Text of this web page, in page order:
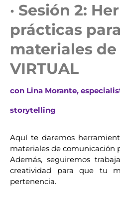
· Sesión 2:
prácticas
materiales de
VIRTUAL
con Lina Morante,
storytelling
Aquí te daremos
materiales de comunicación
Además, seguiremos
creatividad para que tu
pertenencia.